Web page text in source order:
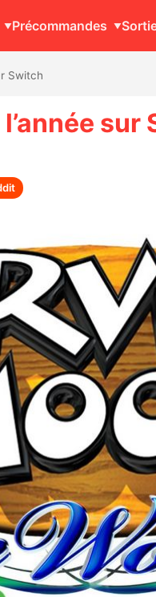
Précommandes
Switch
sur